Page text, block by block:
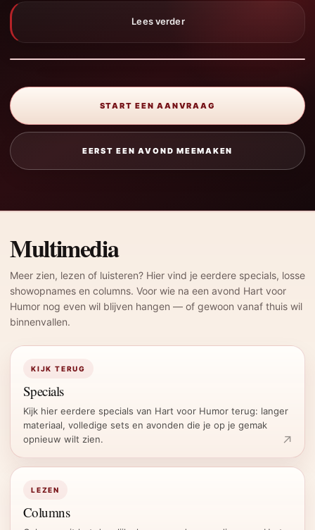
Lees verder
START EEN AANVRAAG
EERST EEN AVOND MEEMAKEN
Multimedia
Meer zien, lezen of luisteren? Hier vind je eerdere specials, losse
showopnames en columns. Voor wie na een avond Hart voor
Humor nog even wil blijven hangen — of gewoon vanaf thuis wil
binnenvallen.
KIJK TERUG
Specials
Kijk hier eerdere specials van Hart voor Humor terug: langer
materiaal, volledige sets en avonden die je op je gemak
opnieuw wilt zien.
LEZEN
Columns